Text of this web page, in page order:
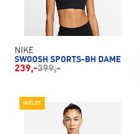
NIKE
SWOOSH SPORTS-BH DAME
239,-399,-
OUTLET